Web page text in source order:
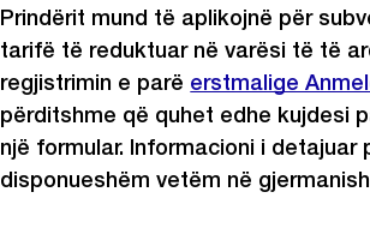
Prindërit mund të aplikojnë për
tarifë të reduktuar në varësi të të
regjistrimin e parë erstmalige
përditshme që quhet edhe kujdesi
një formular. Informacioni i
disponueshëm vetëm në